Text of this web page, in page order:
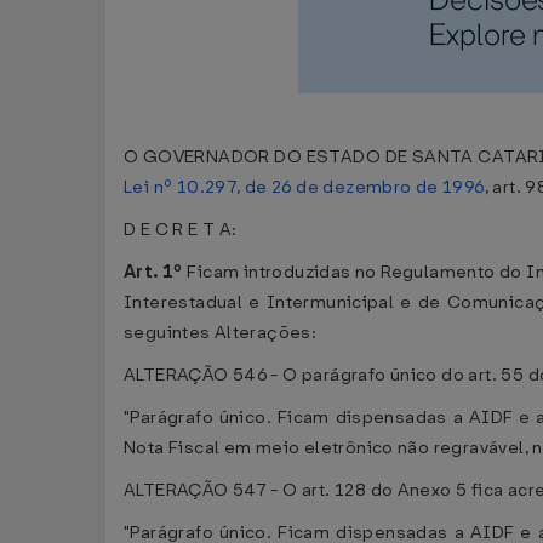
O GOVERNADOR DO ESTADO DE SANTA
Lei nº 10.297, de 26 de dezembro de 1996, art.
D E C R E T A:
Art. 1º Ficam introduzidas no Regulamento do
Interestadual e Intermunicipal e de
seguintes Alterações:
ALTERAÇÃO 546 - O parágrafo único do art. 55
"Parágrafo único. Ficam dispensadas a AIDF
Nota Fiscal em meio eletrônico não regravável,
ALTERAÇÃO 547 - O art. 128 do Anexo 5 fica
"Parágrafo único. Ficam dispensadas a AIDF